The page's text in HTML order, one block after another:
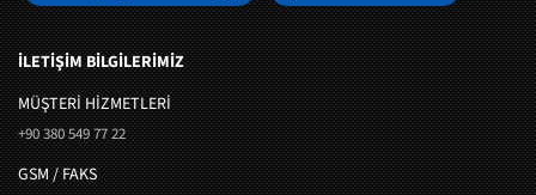
İLETİŞİM BİLGİLERİMİZ
MÜŞTERI HIZMETLERI
+90 380 549 77 22
GSM / FAKS